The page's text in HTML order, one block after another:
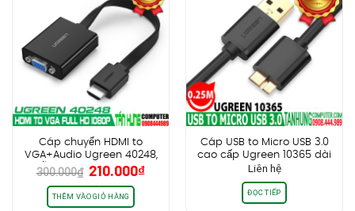
Cáp chuyển HDMI to
VGA+Audio Ugreen 40248,
hỗ trợ Full HD, vỏ nhựa
300.000₫ Giá
gốc
là:
210.000₫Giá
THÊM VÀO GIỎ HÀNG
Cáp USB to Micro USB 3.0
cao cấp Ugreen 10365 dài
0.25m
Liên hệ
ĐỌC TIẾP